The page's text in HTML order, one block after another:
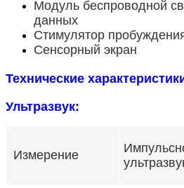
Модуль беспроводной
данных
Стимулятор
Сенсорный экран
Технические
Ультразвук:
Измерение